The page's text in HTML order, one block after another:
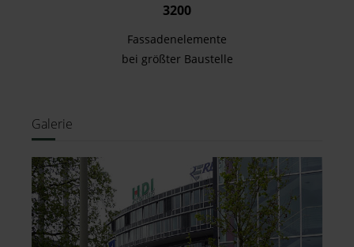
3200
Fassadenelemente
bei größter Baustelle
Galerie